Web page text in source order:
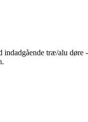
indadgående træ/alu døre -